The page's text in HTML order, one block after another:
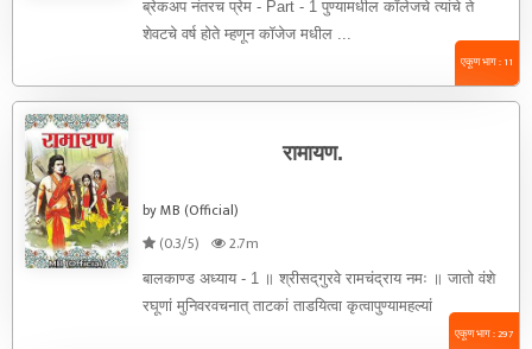
ब्रेकअप नंतरच प्रेम - Part - 1 पुण्यामधील कॉलेजचे त्यांचे ते
शेवटचे वर्ष होते म्हणून कॉजेज मधील ...
एकूण भाग : 11
रामायण.
by MB (Official)
(0.3/5)
2.7m
बालकाण्ड अध्याय - 1 ॥ श्रीसद्‌गुरवे रामचंद्राय नमः ॥ जातो वंशे
रघूणां मुनिवरवचनात् ताटकां ताडयित्वा कृत्वापुण्यामहल्यां
एकूण भाग : 297